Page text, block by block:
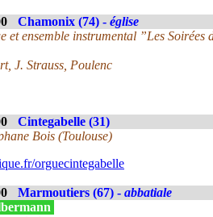
Chamonix (74) - église
et ensemble instrumental ”Les
J. Strauss, Poulenc
Cintegabelle (31)
Bois (Toulouse)
orguecintegabelle
Marmoutiers (67) - abbatiale